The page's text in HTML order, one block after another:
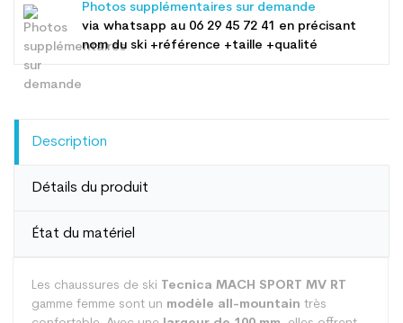
Photos supplémentaires sur demande
via whatsapp au 06 29 45 72 41 en précisant
nom du ski +référence +taille +qualité
Description
Détails du produit
État du matériel
Les chaussures de ski Tecnica MACH SPORT MV RT
gamme femme sont un modèle all-mountain très